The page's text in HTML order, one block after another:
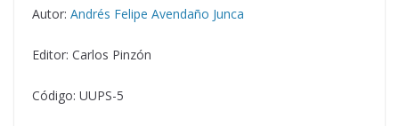
Autor: Andrés Felipe Avendaño Junca
Editor: Carlos Pinzón
Código: UUPS-5